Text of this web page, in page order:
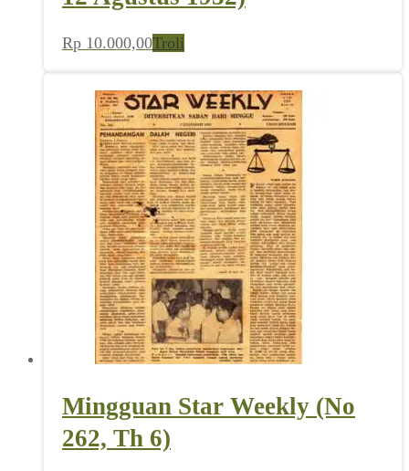
Rp 10.000,00Troli
Mingguan Star Weekly (No
262, Th 6)